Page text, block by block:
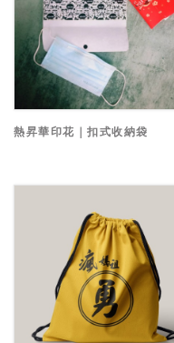
熱昇華印花｜扣式收納袋